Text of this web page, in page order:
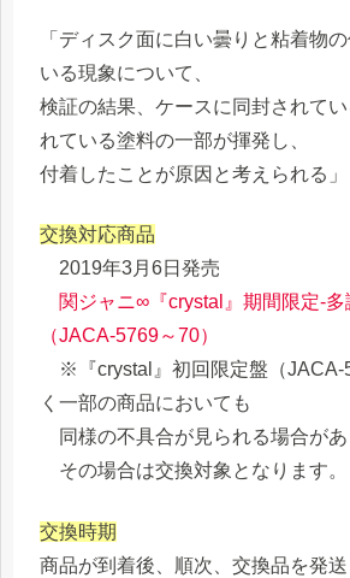
「ディスク面に白い曇りと粘着物
いる現象について、
検証の結果、ケースに同封されて
れている塗料の一部が揮発し、
付着したことが原因と考えられる」
交換対応商品
2019年3月6日発売
関ジャニ∞『crystal』期間限定-多
（JACA-5769～70）
※『crystal』初回限定盤（JACA-
く一部の商品においても
同様の不具合が見られる場合があ
その場合は交換対象となります。
交換時期
商品が到着後、順次、交換品を発送